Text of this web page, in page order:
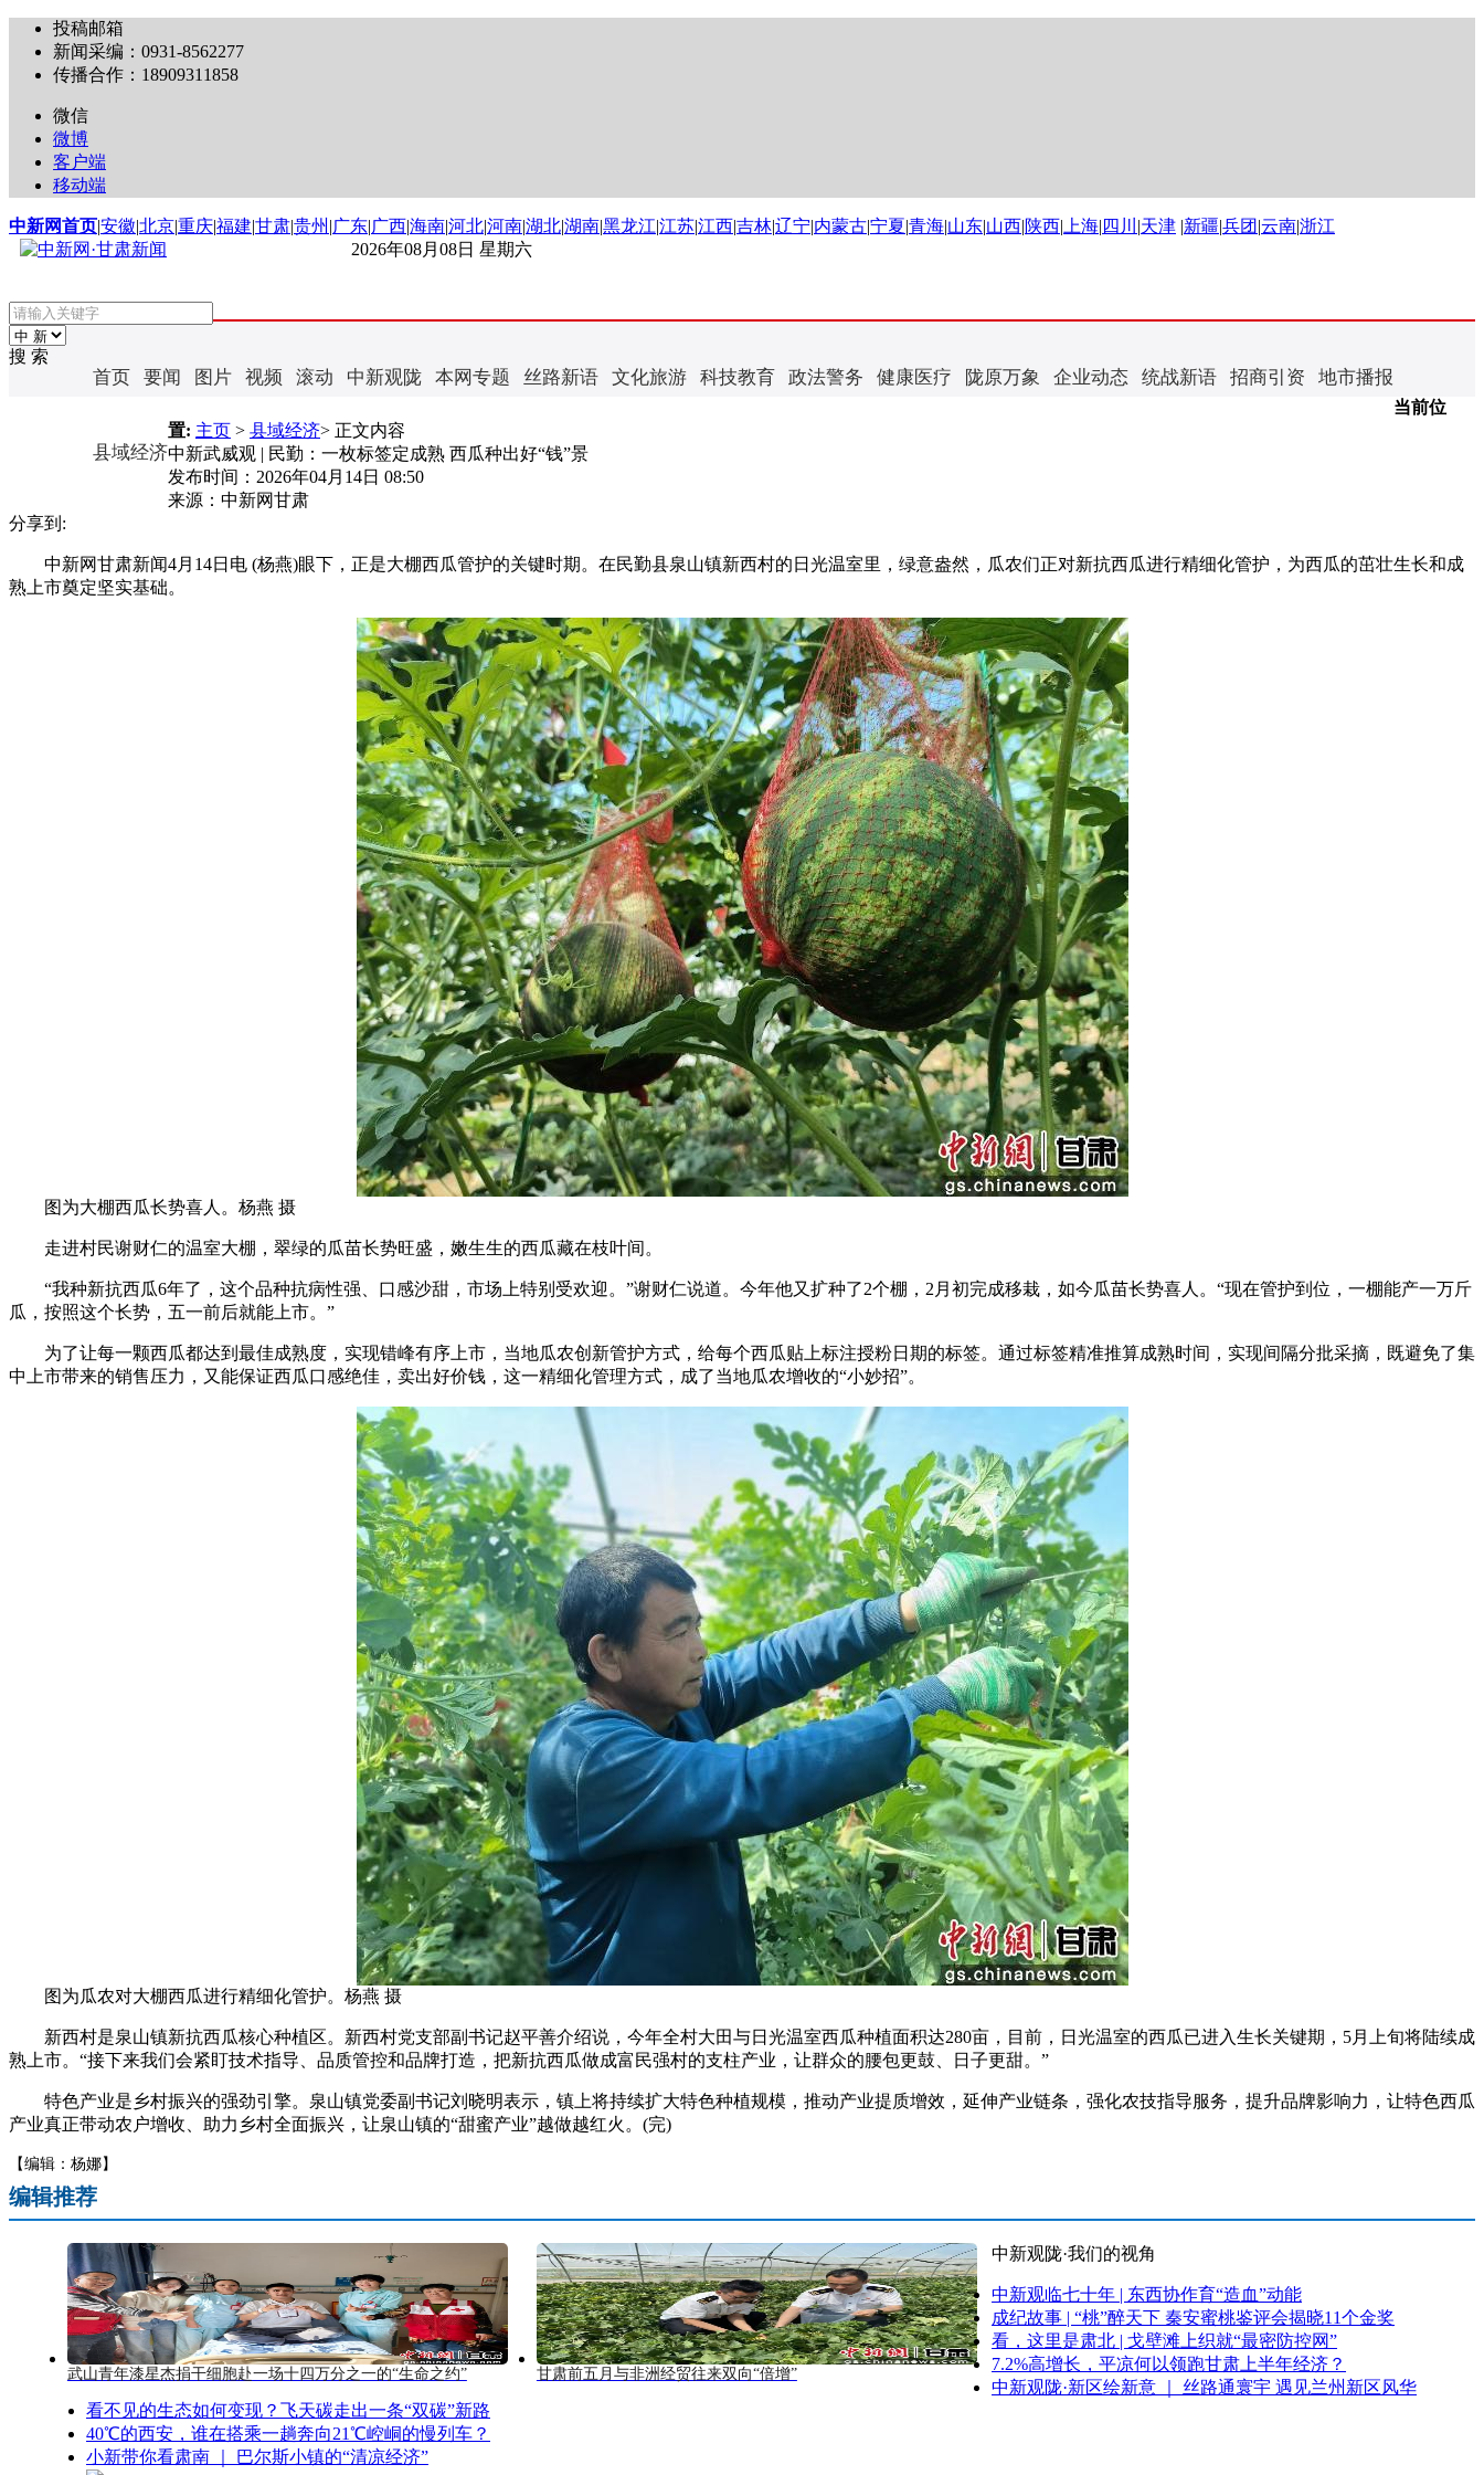
投稿邮箱
新闻采编：0931-8562277
传播合作：18909311858
微信
微博
客户端
移动端
中新网首页|安徽|北京|重庆|福建|甘肃|贵州 |广东|广西|海南|河北|河南|湖北|湖南|黑龙江|江苏|江西|吉林|辽宁|内蒙古|宁夏|青海|山东|山西|陕西| 上海| 四川 |天津 |新疆|兵团 |云南|浙江
2026年08月08日 星期六
搜 索
首页 要闻 图片 视频 滚动 中新观陇 本网专题 丝路新语 文化旅游 科技教育 政法警务 健康医疗 陇原万象 企业动态 统战新语 招商引资 地市播报
县域经济
当前位
置: 主页 > 县域经济> 正文内容
中新武威观 | 民勤：一枚标签定成熟 西瓜种出好“钱”景
发布时间： 2026年04月14日 08:50
来源： 中新网甘肃
分享到:
中新网甘肃新闻4月14日电 (杨燕)眼下，正是大棚西瓜管护的关键时期。在民勤县泉山镇新西村的日光温室里，绿意盎然，瓜农们正对新抗西瓜进行精细化管护，为西瓜的茁壮生长和成
熟上市奠定坚实基础。
图为大棚西瓜长势喜人。杨燕 摄
走进村民谢财仁的温室大棚，翠绿的瓜苗长势旺盛，嫩生生的西瓜藏在枝叶间。
“我种新抗西瓜6年了，这个品种抗病性强、口感沙甜，市场上特别受欢迎。”谢财仁说道。今年他又扩种了2个棚，2月初完成移栽，如今瓜苗长势喜人。“现在管护到位，一棚能产一万斤
瓜，按照这个长势，五一前后就能上市。”
为了让每一颗西瓜都达到最佳成熟度，实现错峰有序上市，当地瓜农创新管护方式，给每个西瓜贴上标注授粉日期的标签。通过标签精准推算成熟时间，实现间隔分批采摘，既避免了集
中上市带来的销售压力，又能保证西瓜口感绝佳，卖出好价钱，这一精细化管理方式，成了当地瓜农增收的“小妙招”。
图为瓜农对大棚西瓜进行精细化管护。杨燕 摄
新西村是泉山镇新抗西瓜核心种植区。新西村党支部副书记赵平善介绍说，今年全村大田与日光温室西瓜种植面积达280亩，目前，日光温室的西瓜已进入生长关键期，5月上旬将陆续成
熟上市。“接下来我们会紧盯技术指导、品质管控和品牌打造，把新抗西瓜做成富民强村的支柱产业，让群众的腰包更鼓、日子更甜。”
特色产业是乡村振兴的强劲引擎。泉山镇党委副书记刘晓明表示，镇上将持续扩大特色种植规模，推动产业提质增效，延伸产业链条，强化农技指导服务，提升品牌影响力，让特色西瓜
产业真正带动农户增收、助力乡村全面振兴，让泉山镇的“甜蜜产业”越做越红火。(完)
【编辑：杨娜】
编辑推荐
武山青年漆星杰捐干细胞赴一场十四万分之一的“生命之约” 甘肃前五月与非洲经贸往来双向“倍增”
中新观陇·我们的视角
中新观临七十年 | 东西协作育“造血”动能
成纪故事 | “桃”醉天下 秦安蜜桃鉴评会揭晓11个金奖
看，这里是肃北 | 戈壁滩上织就“最密防控网”
7.2%高增长，平凉何以领跑甘肃上半年经济？
中新观陇·新区绘新意 ｜ 丝路通寰宇 遇见兰州新区风华
看不见的生态如何变现？飞天碳走出一条“双碳”新路
40℃的西安，谁在搭乘一趟奔向21℃崆峒的慢列车？
小新带你看肃南 ｜ 巴尔斯小镇的“清凉经济”